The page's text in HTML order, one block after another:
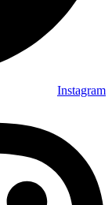
Instagram